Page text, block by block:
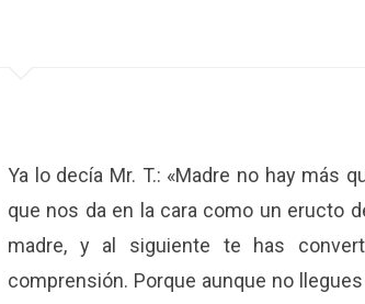
Ya lo decía Mr. T.: «Madre no hay más
que nos da en la cara como un eructo
madre, y al siguiente te has
comprensión. Porque aunque no